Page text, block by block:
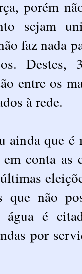
porém
sejam
faz nada
Destes,
entre os
à rede.
ainda que
conta as
que não
água é
por